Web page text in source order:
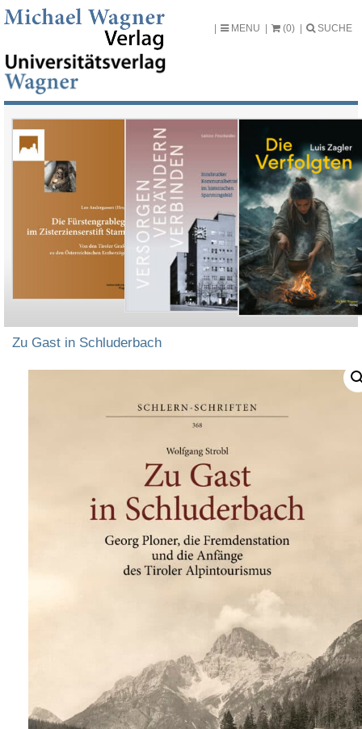
MENU (0) SUCHE
Zu Gast in Schluderbach